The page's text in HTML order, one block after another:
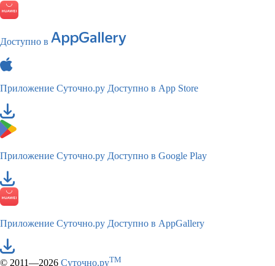
Доступно в
Приложение Суточно.ру Доступно в App Store
Приложение Суточно.ру Доступно в Google Play
Приложение Суточно.ру Доступно в AppGallery
© 2011—2026 Суточно.руTM